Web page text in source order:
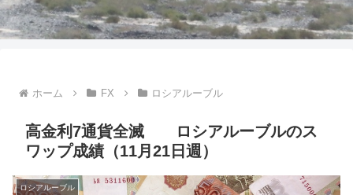
ホーム FX ロシアルーブル
高金利7通貨全滅 ロシアルーブルのス
ワップ成績（11月21日週）
ロシアルーブル